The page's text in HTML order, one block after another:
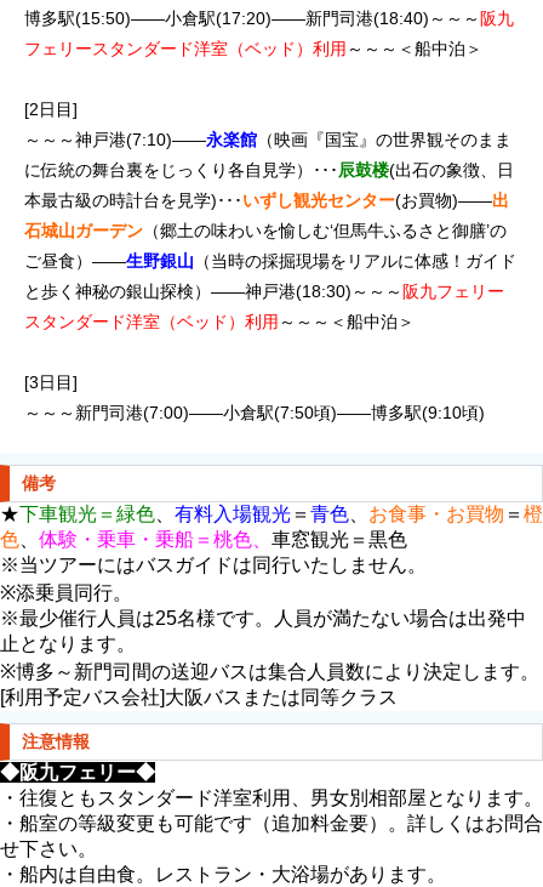
博多駅(15:50)――小倉駅(17:20)――新門司港(18:40)～～～ 阪九
フェリースタンダード洋室（ベッド）利用 ～～～＜船中泊＞
[2日目]
～～～神戸港(7:10)――永楽館 （映画『国宝』の世界観そのまま
に伝統の舞台裏をじっくり各自見学）･･･辰鼓楼(出石の象徴、日
本最古級の時計台を見学)･･･いずし観光センター(お買物)――出
石城山ガーデン （郷土の味わいを愉しむ‘但馬牛ふるさと御膳’の
ご昼食）――生野銀山 （当時の採掘現場をリアルに体感！ガイド
と歩く神秘の銀山探検） ――神戸港(18:30)～～～ 阪九フェリー
スタンダード洋室（ベッド）利用 ～～～＜船中泊＞
[3日目]
～～～新門司港(7:00)――小倉駅(7:50頃)――博多駅(9:10頃)
備考
★下車観光＝緑色 有料入場観光 ＝ 青色 お食事・お買物 ＝ 橙
色
体験・乗車・乗船＝桃色、 車窓観光＝黒色
※当ツアーにはバスガイドは同行いたしません。
※添乗員同行。
※最少催行人員は25名様です。人員が満たない場合は出発中
止となります。
※博多～新門司間の送迎バスは集合人員数により決定します。
[利用予定バス会社]大阪バスまたは同等クラス
注意情報
◆阪九フェリー◆
・往復ともスタンダード洋室利用、男女別相部屋となります。
・船室の等級変更も可能です（追加料金要）。詳しくはお問合
せ下さい。
・船内は自由食。レストラン・大浴場があります。